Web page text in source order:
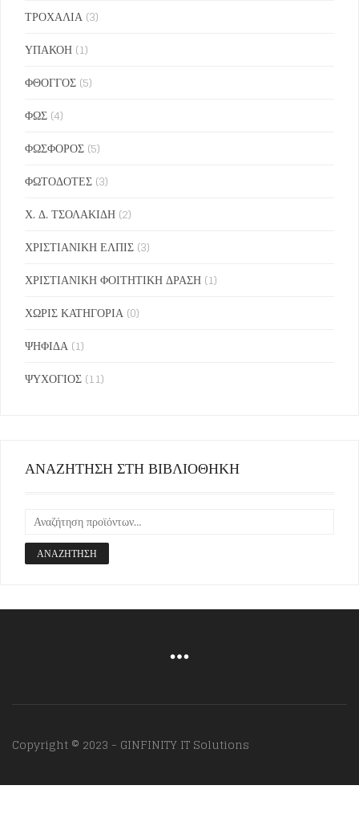
ΤΡΟΧΑΛΙΑ (3)
ΥΠΑΚΟΗ (1)
ΦΘΟΓΓΟΣ (5)
ΦΩΣ (4)
ΦΩΣΦΟΡΟΣ (5)
ΦΩΤΟΔΟΤΕΣ (3)
Χ. Δ. ΤΣΟΛΑΚΙΔΗ (2)
ΧΡΙΣΤΙΑΝΙΚΗ ΕΛΠΙΣ (3)
ΧΡΙΣΤΙΑΝΙΚΗ ΦΟΙΤΗΤΙΚΗ ΔΡΑΣΗ (1)
ΧΩΡΙΣ ΚΑΤΗΓΟΡΙΑ (0)
ΨΗΦΙΔΑ (1)
ΨΥΧΟΓΙΟΣ (11)
ΑΝΑΖΗΤΗΣΗ ΣΤΗ ΒΙΒΛΙΟΘΗΚΗ
ΑΝΑΖΉΤΗΣΗ
Copyright © 2023 - GINFINITY IT Solutions